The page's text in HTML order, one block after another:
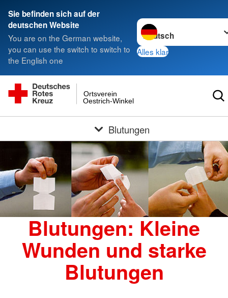
Sie befinden sich auf der
deutschen Website
You are on the German website,
you can use the switch to switch to
the English one
Sprache wechseln zu
Alles klar
Oestrich-Winkel
Ortsverein
Blutungen
Blutungen: Kleine
Wunden und starke
Blutungen